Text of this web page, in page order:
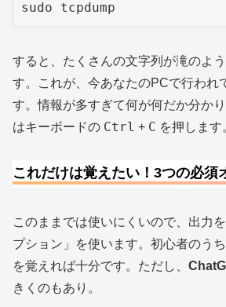
sudo tcpdump
すると、たくさんの文字列が滝のよ
す。これが、今あなたのPCで行われ
す。情報が多すぎて何が何だか分か
はキーボードの Ctrl + C を押します
これだけは覚えたい！3つの必須
このままでは使いにくいので、出力
プション」を使います。初心者のう
を覚えれば十分です。ただし、
きくのもあり。